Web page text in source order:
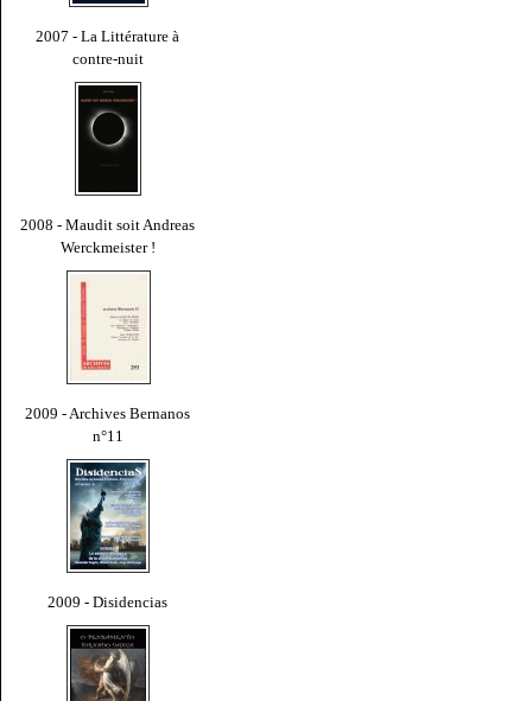
2007 - La Littérature à
contre-nuit
2008 - Maudit soit Andreas
Werckmeister !
2009 - Archives Bernanos
n°11
2009 - Disidencias